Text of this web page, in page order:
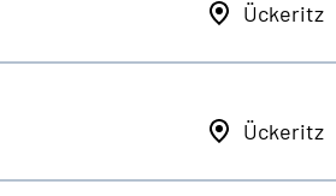
Ückeritz
Ückeritz